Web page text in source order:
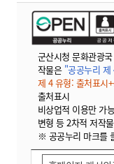
군산시청 문화관광
작물은 "공공누리
제 4 유형: 출처표시
출처표시
비상업적 이용만 가
변형 등 2차적 저작
※ 공공누리 마크를